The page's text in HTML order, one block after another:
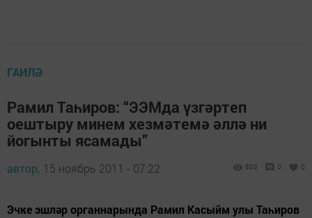
ГАИЛӘ
Рамил Таһиров: “ЭЭМда үзгәртеп
оештыру минем хезмәтемә әллә ни
йогынты ясамады”
автор, 15 ноябрь 2011 - 07:22 803 0 0
Эч­ке эш­ләр ор­ган­на­рын­да Ра­мил Ка­сыйм улы Та­һи­ров